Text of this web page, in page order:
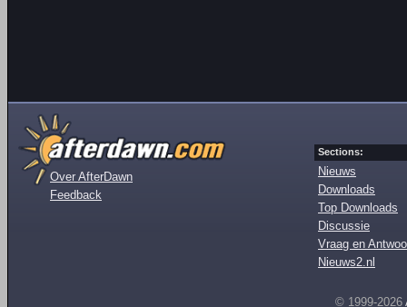
Over AfterDawn
Feedback
Sections:
Nieuws
Downloads
Top Downloads
Discussie
Vraag en
Nieuws2.nl
© 1999-2026